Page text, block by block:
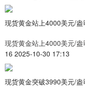
现货黄金站上4000美元/盎
现货黄金站上4000美元/盎
16 2025-10-30 17:13
现货黄金突破3990美元/盎